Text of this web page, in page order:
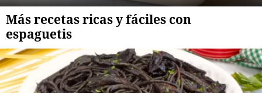
Más recetas ricas y fáciles con
espaguetis